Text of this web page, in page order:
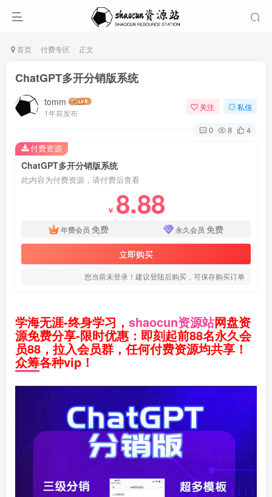
首页 付费专区 正文
ChatGPT多开分销版系统
tomm
1年前发布
关注 私信
0 8 4
ChatGPT多开分销版系统
此内容为付费资源，请付费后查看
￥ 8.88
年费会员 免费 永久会员 免费
立即购买
您当前未登录！建议登陆后购买，可保存购买订单
付费资源
学海无涯-终身学习， shaocun资源站网盘资
源免费分享-限时优惠：即刻起前88名永久会
员88，拉入会员群，任何付费资源均共享！
众筹各种vip！